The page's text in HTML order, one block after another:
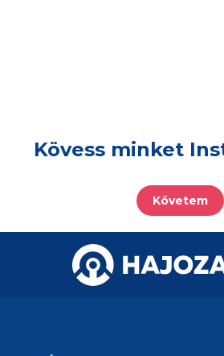
Kövess minket
Követem